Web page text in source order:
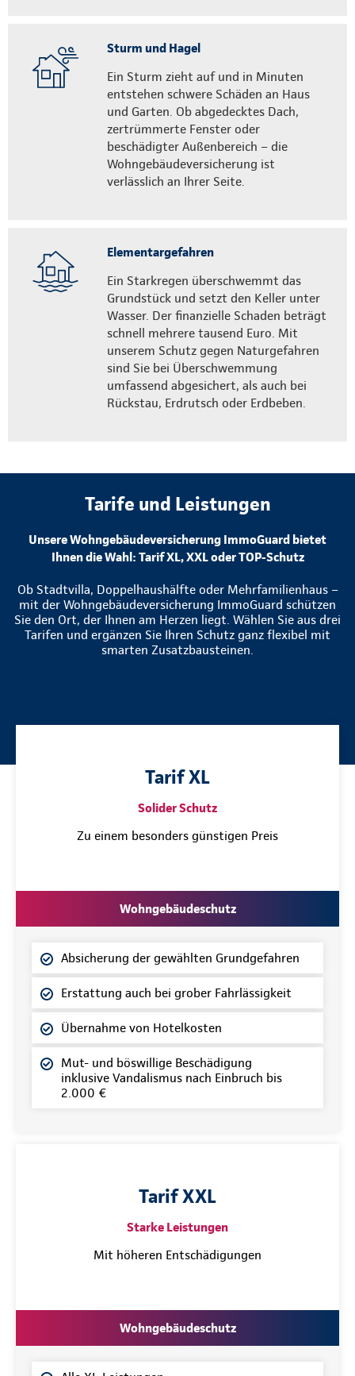
Sturm und Hagel
Ein Sturm zieht auf und in Minuten
entstehen schwere Schäden an Haus
und Garten. Ob abgedecktes Dach,
zertrümmerte Fenster oder
beschädigter Außenbereich – die
Wohngebäudeversicherung ist
verlässlich an Ihrer Seite.
Elementargefahren
Ein Starkregen überschwemmt das
Grundstück und setzt den Keller unter
Wasser. Der finanzielle Schaden beträgt
schnell mehrere tausend Euro. Mit
unserem Schutz gegen Naturgefahren
sind Sie bei Überschwemmung
umfassend abgesichert, als auch bei
Rückstau, Erdrutsch oder Erdbeben.
Tarife und Leistungen
Unsere Wohngebäudeversicherung ImmoGuard bietet
Ihnen die Wahl: Tarif XL, XXL oder TOP-Schutz
Ob Stadtvilla, Doppelhaushälfte oder Mehrfamilienhaus –
mit der Wohngebäudeversicherung ImmoGuard schützen
Sie den Ort, der Ihnen am Herzen liegt. Wählen Sie aus drei
Tarifen und ergänzen Sie Ihren Schutz ganz flexibel mit
smarten Zusatzbausteinen.
Tarif XL
Solider Schutz
Zu einem besonders günstigen Preis
Wohngebäudeschutz
Absicherung der gewählten Grundgefahren
Erstattung auch bei grober Fahrlässigkeit
Übernahme von Hotelkosten
Mut- und böswillige Beschädigung
inklusive Vandalismus nach Einbruch bis
2.000 €
Tarif XXL
Starke Leistungen
Mit höheren Entschädigungen
Wohngebäudeschutz